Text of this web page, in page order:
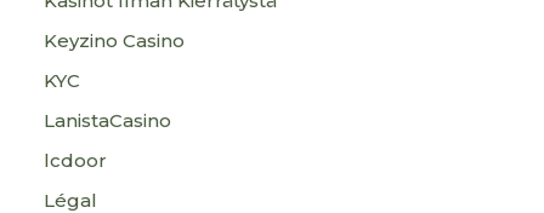
Keyzino Casino
KYC
LanistaCasino
lcdoor
Légal